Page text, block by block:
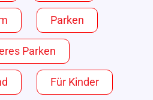
Parken
Parken
Für Kinder